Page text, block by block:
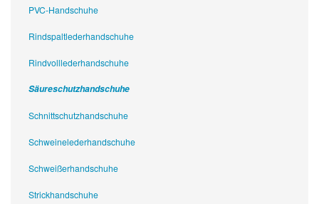
PVC-Handschuhe
Rindspaltlederhandschuhe
Rindvolllederhandschuhe
Säureschutzhandschuhe
Schnittschutzhandschuhe
Schweinelederhandschuhe
Schweißerhandschuhe
Strickhandschuhe